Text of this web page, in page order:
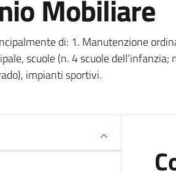
Mobiliare
di: 1. Manutenzione
scuole (n. 4 scuole
impianti sportivi.